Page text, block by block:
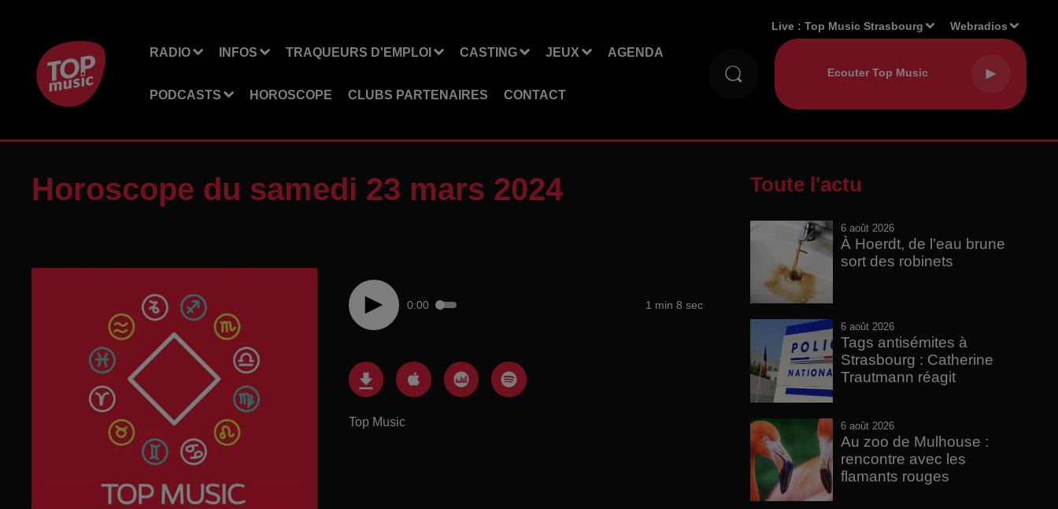
RADIO INFOS TRAQUEURS D'EMPLOI CASTING JEUX AGENDA
PODCASTS HOROSCOPE CLUBS PARTENAIRES CONTACT
Live :Top Music Strasbourg Webradios
Horoscope du samedi 23 mars 2024
0:00 1 min 8 sec
Top Music
Toute l'actu
6 août 2026
À Hoerdt, de l’eau brune
sort des robinets
6 août 2026
Tags antisémites à
Strasbourg : Catherine
Trautmann réagit
6 août 2026
Au zoo de Mulhouse :
rencontre avec les
flamants rouges